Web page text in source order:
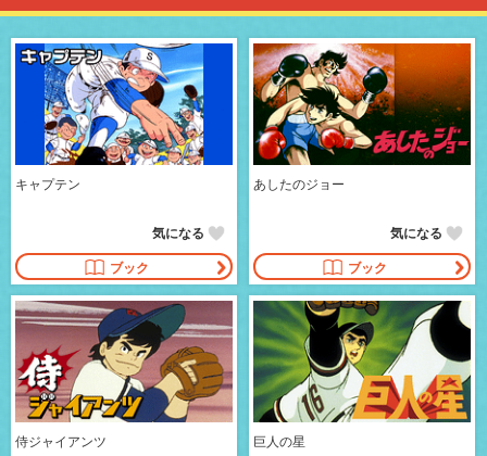
キャプテン
ブック
気になる
あしたのジョー
ブック
気になる
侍ジャイアンツ 巨人の星